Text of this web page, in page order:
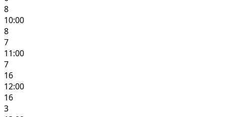
8
10:00
8
7
11:00
7
16
12:00
16
3